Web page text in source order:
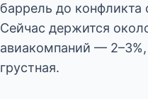
баррель до
Сейчас держится
авиакомпаний —
грустная.